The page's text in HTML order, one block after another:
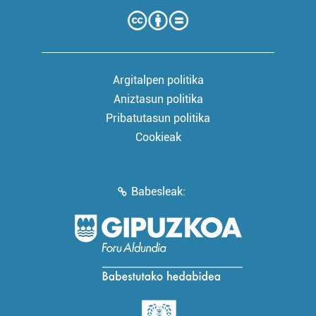
Argitalpen politika
Aniztasun politika
Pribatutasun politika
Cookieak
Babesleak: